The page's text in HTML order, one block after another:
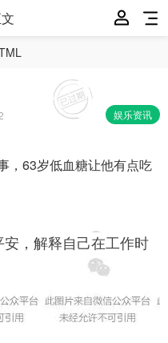
娱乐资讯
，63岁低血糖让他有点吃
，解释自己在工作时